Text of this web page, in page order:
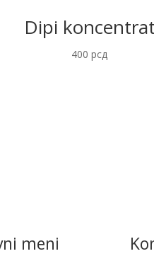
Dipi koncentrat
400рсд
meni